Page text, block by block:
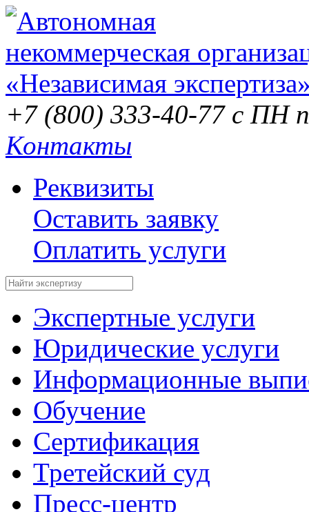
+7 (800) 333-40-77 с ПН
Контакты
Реквизиты
Оставить заявку
Оплатить услуги
Экспертные услуги
Юридические услуги
Информационные
Обучение
Сертификация
Третейский суд
Пресс-центр